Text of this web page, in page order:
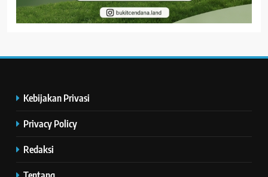
Kebijakan Privasi
Privacy Policy
Redaksi